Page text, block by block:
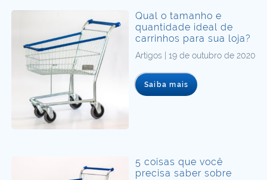
Qual o tamanho e
quantidade ideal de
carrinhos para sua loja?
Artigos | 19 de outubro de 2020
Saiba mais
5 coisas que você
precisa saber sobre